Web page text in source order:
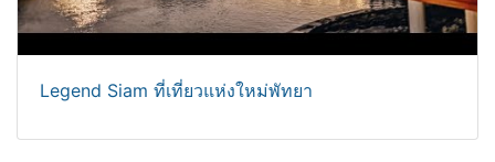
Legend Siam ที่เที่ยวแห่งใหม่พัทยา